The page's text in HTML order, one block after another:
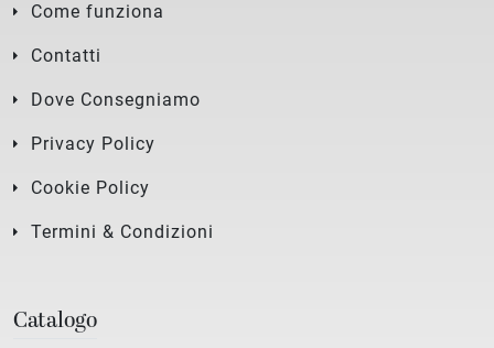
Come funziona
Contatti
Dove Consegniamo
Privacy Policy
Cookie Policy
Termini & Condizioni
Catalogo